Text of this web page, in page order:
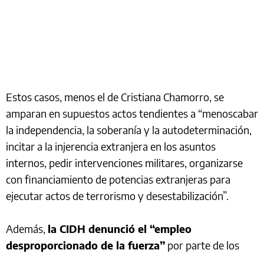
Estos casos, menos el de Cristiana Chamorro, se
amparan en supuestos actos tendientes a “menoscabar
la independencia, la soberanía y la autodeterminación,
incitar a la injerencia extranjera en los asuntos
internos, pedir intervenciones militares, organizarse
con financiamiento de potencias extranjeras para
ejecutar actos de terrorismo y desestabilización”.
Además, la CIDH denunció el “empleo
desproporcionado de la fuerza” por parte de los